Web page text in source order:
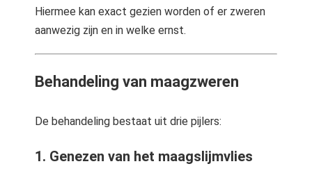
Hiermee kan exact gezien worden of er zweren
aanwezig zijn en in welke ernst.
Behandeling van maagzweren
De behandeling bestaat uit drie pijlers:
1. Genezen van het maagslijmvlies